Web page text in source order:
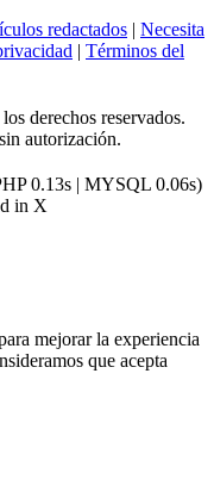
redactados
Necesita
Términos del
derechos reservados.
autorización.
0.13s | MYSQL 0.06s)
in X
mejorar la experiencia
que acepta